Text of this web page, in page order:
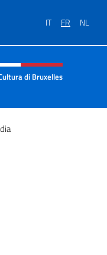
IT FR NL
tête de
di Bruxelles